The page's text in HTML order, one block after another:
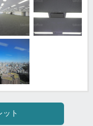
ット